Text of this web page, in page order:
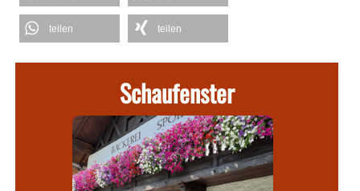
teilen teilen
Schaufenster